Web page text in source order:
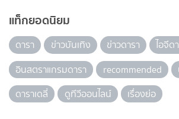
แท็กยอดนิยม
ดารา ข่าวบันเทิง ข่าวดารา
ไอจีด
อินสตราแกรมดารา
recommended
ดาราเดลี่
ดูทีวีออนไลน์ เรื่องย่อ